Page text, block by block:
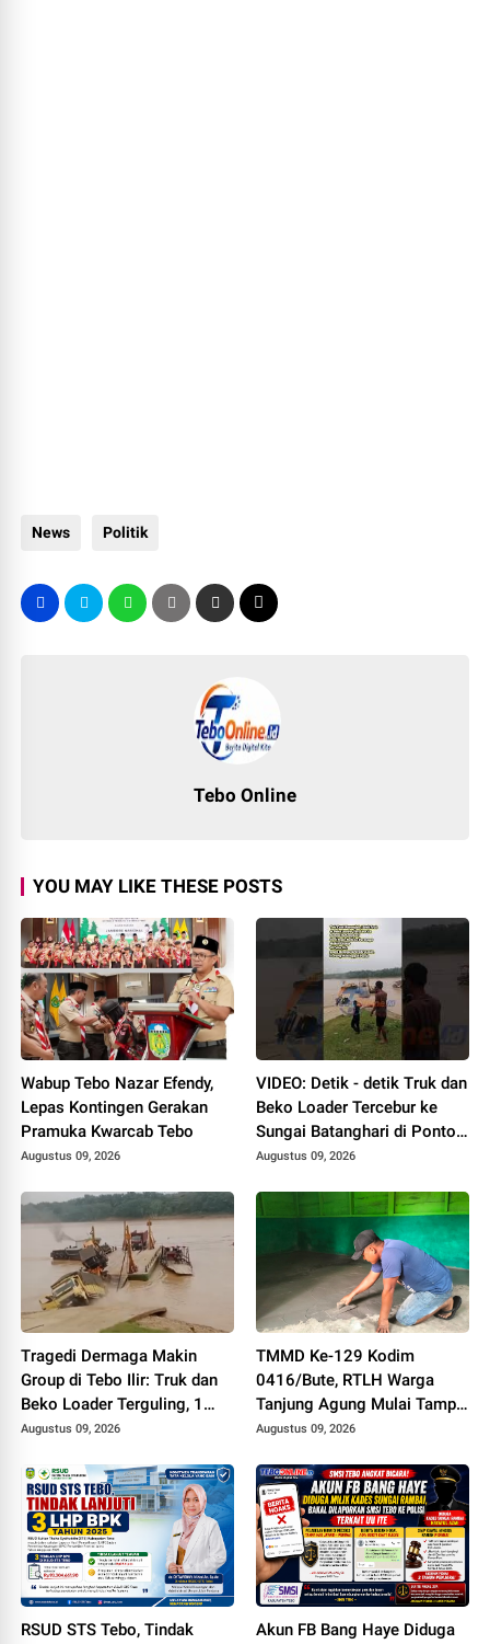
News Politik
Tebo Online
YOU MAY LIKE THESE POSTS
Wabup Tebo Nazar Efendy,
Lepas Kontingen Gerakan
Pramuka Kwarcab Tebo
Augustus 09, 2026
VIDEO: Detik - detik Truk dan
Beko Loader Tercebur ke
Sungai Batanghari di Ponton
Makin Group, 1 MD
Augustus 09, 2026
Tragedi Dermaga Makin
Group di Tebo Ilir: Truk dan
Beko Loader Terguling, 1
Karyawan MD
Augustus 09, 2026
TMMD Ke-129 Kodim
0416/Bute, RTLH Warga
Tanjung Agung Mulai Tampil
Lebih Rapi dan Layak Huni
Augustus 09, 2026
RSUD STS Tebo, Tindak
Akun FB Bang Haye Diduga